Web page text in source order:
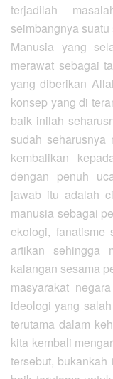
terjadilah
seimbangnya
Manusia yang
merawat sebagai
yang diberikan
konsep yang di
baik inilah
sudah seharusnya
kembalikan
dengan penuh
jawab itu adalah
manusia sebagai
ekologi, fanatisme
artikan sehingga
kalangan sesama
masyarakat
ideologi yang
terutama dalam
kita kembali
tersebut,